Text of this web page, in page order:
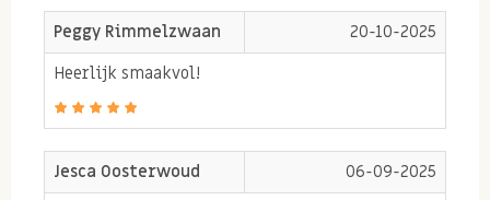
Peggy Rimmelzwaan
20-10-2025
Heerlijk smaakvol!
Jesca Oosterwoud
06-09-2025